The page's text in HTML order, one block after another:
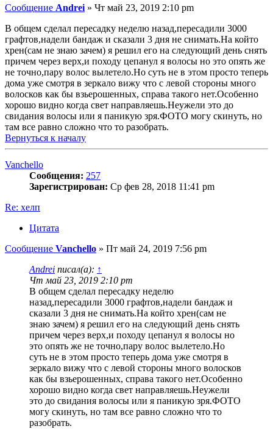
Сообщение Andrei » Чт май 23, 2019 2:10 pm
В общем сделал пересадку неделю назад,пересадили 3000
графтов,надели бандаж и сказали 3 дня не снимать.На който
хрен(сам не знаю зачем) я решил его на следующий день снять
причем через верх,и походу цепанул я волосы но это опять же
не точно,пару волос вылетело.Но суть не в этом просто теперь
дома уже смотря в зеркало вижу что с левой стороны много
волосков как бы взьерошенных, справа такого нет.Особенно
хорошо видно когда свет направляешь.Неужели это до
свидания волосы или я паникую зря.ФОТО могу скинуть, но
там все равно сложно что то разобрать.
Вернуться к началу
Vanchello
Сообщения: 257
Зарегистрирован: Ср фев 28, 2018 11:41 pm
Re: хелп
Цитата
Сообщение Vanchello » Пт май 24, 2019 7:56 pm
Andrei писал(а): ↑
Чт май 23, 2019 2:10 pm
В общем сделал пересадку неделю
назад,пересадили 3000 графтов,надели бандаж и
сказали 3 дня не снимать.На който хрен(сам не
знаю зачем) я решил его на следующий день снять
причем через верх,и походу цепанул я волосы но
это опять же не точно,пару волос вылетело.Но
суть не в этом просто теперь дома уже смотря в
зеркало вижу что с левой стороны много волосков
как бы взьерошенных, справа такого нет.Особенно
хорошо видно когда свет направляешь.Неужели
это до свидания волосы или я паникую зря.ФОТО
могу скинуть, но там все равно сложно что то
разобрать.